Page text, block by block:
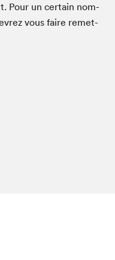
Pour un cer­tain nom­
vous faire remet­